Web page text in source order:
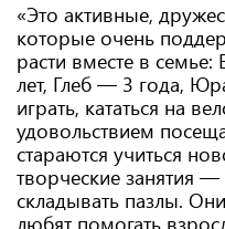
«Это активные,
которые очень
расти вместе в
лет, Глеб — 3 года,
играть, кататься на
удовольствием
стараются учиться
творческие занятия —
складывать пазлы.
любят помогать